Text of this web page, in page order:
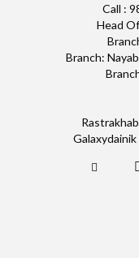
Call :
Head
Branch: